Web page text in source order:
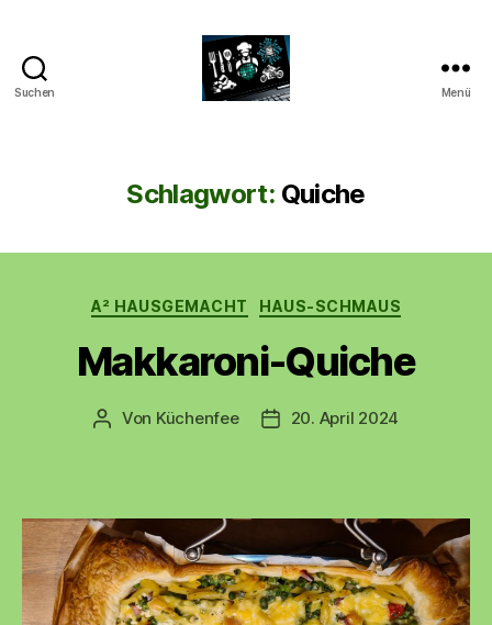
Suchen Menü
Schlagwort: Quiche
Kategorien
A² HAUSGEMACHT HAUS-SCHMAUS
Makkaroni-Quiche
Beitragsautor
Von Küchenfee Beitragsdatum
20. April 2024